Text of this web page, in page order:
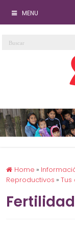
MENU
Home »
Reproductivos »